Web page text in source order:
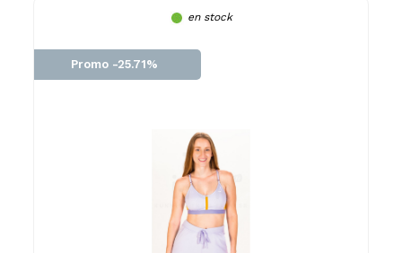
en stock
Promo -25.71%